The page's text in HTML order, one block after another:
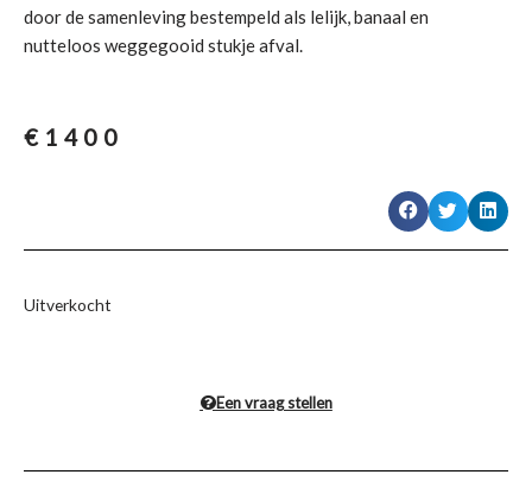
door de samenleving bestempeld als lelijk, banaal en
nutteloos weggegooid stukje afval.
€ 1400
Uitverkocht
Een vraag stellen